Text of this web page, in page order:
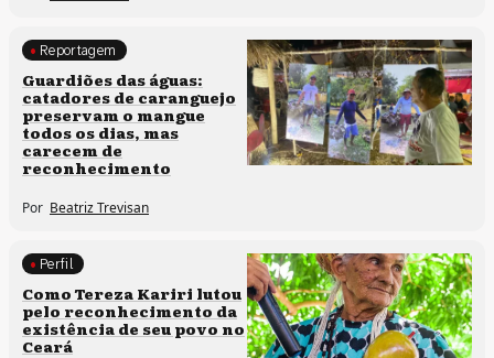
Clima e cultura
Reportagem
Guardiões das águas:
catadores de caranguejo
preservam o mangue
todos os dias, mas
carecem de
reconhecimento
Por Beatriz Trevisan
Comunidades tradicionais
Perfil
Como Tereza Kariri lutou
pelo reconhecimento da
existência de seu povo no
Ceará